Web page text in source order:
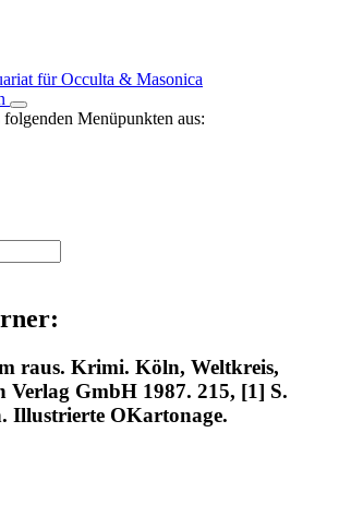
für Occulta & Masonica
Menüpunkten aus:
raus. Krimi. Köln, Weltkreis,
Verlag GmbH 1987. 215, [1] S.
Illustrierte OKartonage.